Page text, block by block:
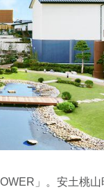
」。安土桃